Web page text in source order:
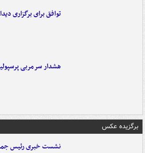
توافق برای برگزاری
هشدار سرمربی
برگزیده عکس
نشست خبری رئیس